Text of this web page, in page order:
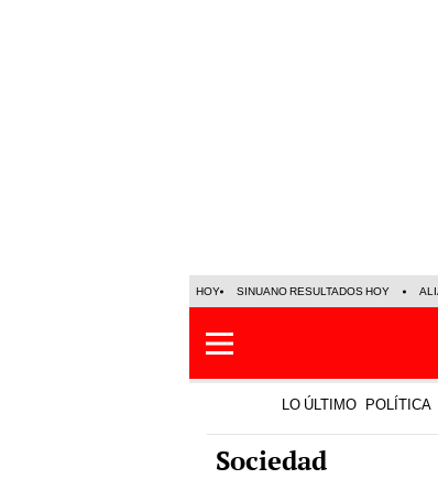
HOY SINUANO RESULTADOS HOY
LO ÚLTIMO POLÍTICA
Sociedad